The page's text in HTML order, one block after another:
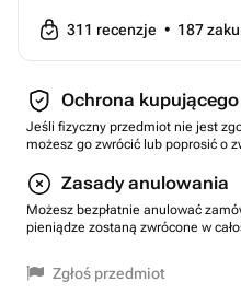
311 recenzje • 187
Ochrona kupującego
Jeśli fizyczny przedmiot nie jest
możesz go zwrócić lub poprosić o
Zasady anulowania
Możesz bezpłatnie anulować
pieniądze zostaną zwrócone w
Zgłoś przedmiot